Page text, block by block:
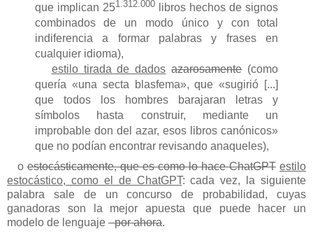
que implican 251.312.000libros hechos de signos
combinados de un modo único y con total
indiferencia a formar palabras y frases en
cualquier idioma),
estilo tirada de dados azarosamente(como
quería «una secta blasfema», que «sugirió [...]
que todos los hombres barajaran letras y
símbolos hasta construir, mediante un
improbable don del azar, esos libros canónicos»
que no podían encontrar revisando anaqueles),
o estocásticamente, que es como lo hace ChatGPT estilo
estocástico, como el de ChatGPT: cada vez, la siguiente
palabra sale de un concurso de probabilidad, cuyas
ganadoras son la mejor apuesta que puede hacer un
modelo de lenguaje –por ahora.